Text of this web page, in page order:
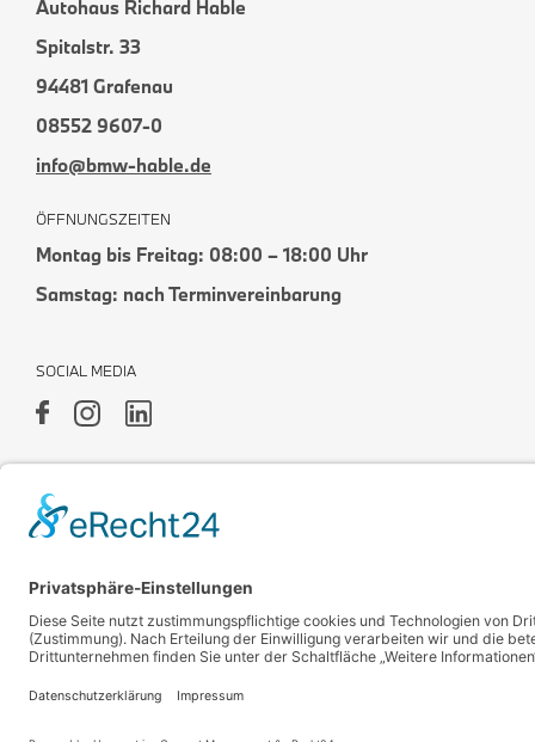
Autohaus Richard Hable
Spitalstr. 33
94481 Grafenau
08552 9607-0
info@bmw-hable.de
ÖFFNUNGSZEITEN
Montag bis Freitag: 08:00 – 18:00 Uhr
Samstag: nach Terminvereinbarung
SOCIAL MEDIA
Impressum
Datenschutz
Rechtlicher Hinweis